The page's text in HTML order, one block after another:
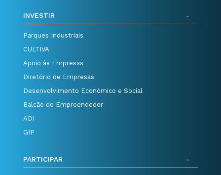
INVESTIR
Parques Industriais
CULTIVA
Apoio às Empresas
Diretório de Empresas
Desenvolvimento Económico e Social
Balcão do Empreendedor
ADI
GIP
PARTICIPAR